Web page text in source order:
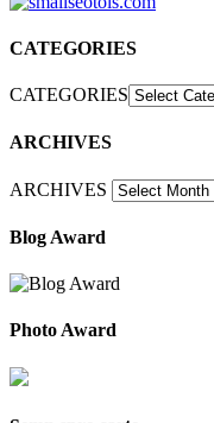
CATEGORIES
CATEGORIES
ARCHIVES
ARCHIVES
Blog Award
Photo Award